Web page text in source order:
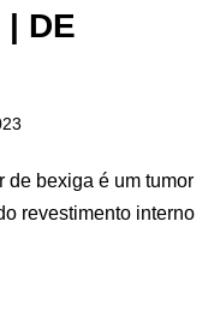
DE
de bexiga é um tumor
revestimento interno